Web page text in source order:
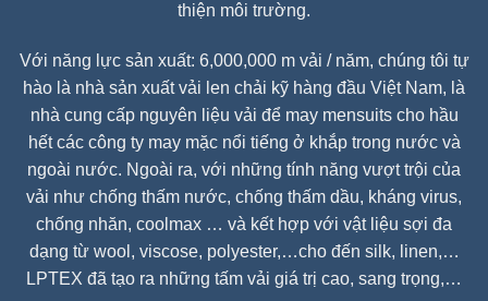
thiện môi trường.
Với năng lực sản xuất: 6,000,000 m vải / năm, chúng tôi tự
hào là nhà sản xuất vải len chải kỹ hàng đầu Việt Nam, là
nhà cung cấp nguyên liệu vải để may mensuits cho hầu
hết các công ty may mặc nổi tiếng ở khắp trong nước và
ngoài nước. Ngoài ra, với những tính năng vượt trội của
vải như chống thấm nước, chống thấm dầu, kháng virus,
chống nhăn, coolmax … và kết hợp với vật liệu sợi đa
dạng từ wool, viscose, polyester,…cho đến silk, linen,…
LPTEX đã tạo ra những tấm vải giá trị cao, sang trọng,…